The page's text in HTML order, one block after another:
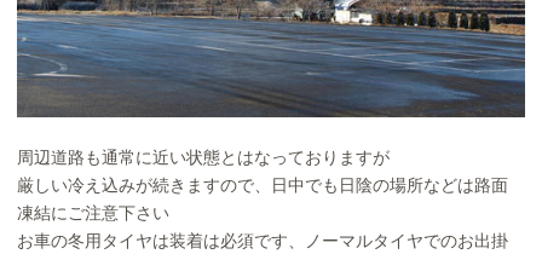
周辺道路も通常に近い状態とはなっておりますが
厳しい冷え込みが続きますので、日中でも日陰の場所などは路面
凍結にご注意下さい
お車の冬用タイヤは装着は必須です、ノーマルタイヤでのお出掛